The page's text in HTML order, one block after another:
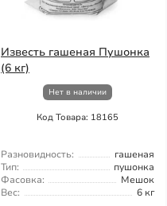
Известь гашеная Пушонка
(6 кг)
Нет в наличии
Код Товара: 18165
Разновидность:
гашеная
Тип:
пушонка
Фасовка:
Мешок
Вес:
6 кг